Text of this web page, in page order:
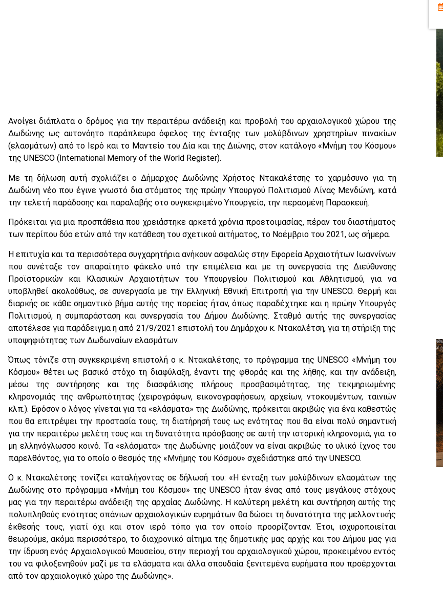
Ανοίγει διάπλατα ο δρόμος για την περαιτέρω ανάδειξη και προβολή του αρχαιολογικού χώρου της
Δωδώνης ως αυτονόητο παράπλευρο όφελος της ένταξης των μολύβδινων χρηστηρίων πινακίων
(ελασμάτων) από το Ιερό και το Μαντείο του Δία και της Διώνης, στον κατάλογο «Μνήμη του Κόσμου»
της UNESCO (International Memory of the World Register).
Με τη δήλωση αυτή σχολιάζει ο Δήμαρχος Δωδώνης Χρήστος Ντακαλέτσης το χαρμόσυνο για τη
Δωδώνη νέο που έγινε γνωστό δια στόματος της πρώην Υπουργού Πολιτισμού Λίνας Μενδώνη, κατά
την τελετή παράδοσης και παραλαβής στο συγκεκριμένο Υπουργείο, την περασμένη Παρασκευή.
Πρόκειται για μια προσπάθεια που χρειάστηκε αρκετά χρόνια προετοιμασίας, πέραν του διαστήματος
των περίπου δύο ετών από την κατάθεση του σχετικού αιτήματος, το Νοέμβριο του 2021, ως σήμερα.
Η επιτυχία και τα περισσότερα συγχαρητήρια ανήκουν ασφαλώς στην Εφορεία Αρχαιοτήτων Ιωαννίνων
που συνέταξε τον απαραίτητο φάκελο υπό την επιμέλεια και με τη συνεργασία της Διεύθυνσης
Προϊστορικών και Κλασικών Αρχαιοτήτων του Υπουργείου Πολιτισμού και Αθλητισμού, για να
υποβληθεί ακολούθως, σε συνεργασία με την Ελληνική Εθνική Επιτροπή για την UNESCO. Θερμή και
διαρκής σε κάθε σημαντικό βήμα αυτής της πορείας ήταν, όπως παραδέχτηκε και η πρώην Υπουργός
Πολιτισμού, η συμπαράσταση και συνεργασία του Δήμου Δωδώνης. Σταθμό αυτής της συνεργασίας
αποτέλεσε για παράδειγμα η από 21/9/2021 επιστολή του Δημάρχου κ. Ντακαλέτση, για τη στήριξη της
υποψηφιότητας των Δωδωναίων ελασμάτων.
Όπως τόνιζε στη συγκεκριμένη επιστολή ο κ. Ντακαλέτσης, το πρόγραμμα της UNESCO «Μνήμη του
Κόσμου» θέτει ως βασικό στόχο τη διαφύλαξη, έναντι της φθοράς και της λήθης, και την ανάδειξη,
μέσω της συντήρησης και της διασφάλισης πλήρους προσβασιμότητας, της τεκμηριωμένης
κληρονομιάς της ανθρωπότητας (χειρογράφων, εικονογραφήσεων, αρχείων, ντοκουμέντων, ταινιών
κλπ.). Εφόσον ο λόγος γίνεται για τα «ελάσματα» της Δωδώνης, πρόκειται ακριβώς για ένα καθεστώς
που θα επιτρέψει την προστασία τους, τη διατήρησή τους ως ενότητας που θα είναι πολύ σημαντική
για την περαιτέρω μελέτη τους και τη δυνατότητα πρόσβασης σε αυτή την ιστορική κληρονομιά, για το
μη ελληνόγλωσσο κοινό. Τα «ελάσματα» της Δωδώνης μοιάζουν να είναι ακριβώς το υλικό ίχνος του
παρελθόντος, για το οποίο ο θεσμός της «Μνήμης του Κόσμου» σχεδιάστηκε από την UNESCO.
Ο κ. Ντακαλέτσης τονίζει καταλήγοντας σε δήλωσή του: «Η ένταξη των μολύβδινων ελασμάτων της
Δωδώνης στο πρόγραμμα «Μνήμη του Κόσμου» της UNESCO ήταν ένας από τους μεγάλους στόχους
μας για την περαιτέρω ανάδειξη της αρχαίας Δωδώνης. Η καλύτερη μελέτη και συντήρηση αυτής της
πολυπληθούς ενότητας σπάνιων αρχαιολογικών ευρημάτων θα δώσει τη δυνατότητα της μελλοντικής
έκθεσής τους, γιατί όχι και στον ιερό τόπο για τον οποίο προορίζονταν. Έτσι, ισχυροποιείται
θεωρούμε, ακόμα περισσότερο, το διαχρονικό αίτημα της δημοτικής μας αρχής και του Δήμου μας για
την ίδρυση ενός Αρχαιολογικού Μουσείου, στην περιοχή του αρχαιολογικού χώρου, προκειμένου εντός
του να φιλοξενηθούν μαζί με τα ελάσματα και άλλα σπουδαία ξενιτεμένα ευρήματα που προέρχονται
από τον αρχαιολογικό χώρο της Δωδώνης».